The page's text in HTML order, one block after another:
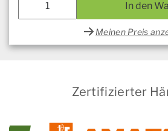
In den
Meinen Preis
Zertifizierter